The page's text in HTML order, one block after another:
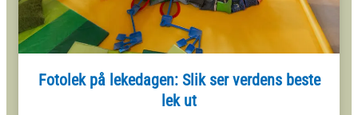
Fotolek på lekedagen: Slik ser verdens beste
lek ut